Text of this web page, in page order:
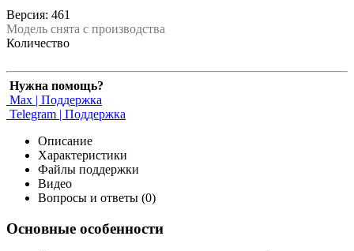
Версия: 461
Модель снята с производства
Количество
Нужна помощь?
Max | Поддержка
Telegram | Поддержка
Описание
Характеристики
Файлы поддержки
Видео
Вопросы и ответы (0)
Основные особенности